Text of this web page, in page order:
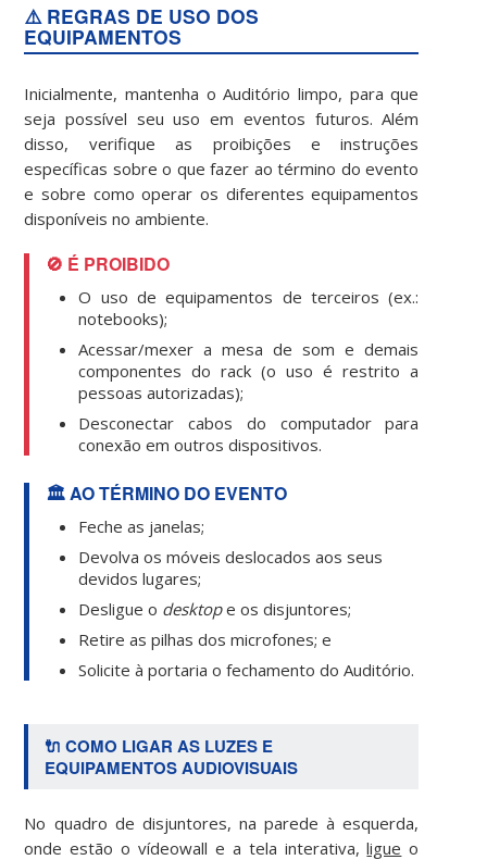
⚠️ REGRAS DE USO DOS
EQUIPAMENTOS
Inicialmente, mantenha o Auditório limpo, para que
seja possível seu uso em eventos futuros. Além
disso, verifique as proibições e instruções
específicas sobre o que fazer ao término do evento
e sobre como operar os diferentes equipamentos
disponíveis no ambiente.
🚫 É PROIBIDO
O uso de equipamentos de terceiros (ex.:
notebooks);
Acessar/mexer a mesa de som e demais
componentes do rack (o uso é restrito a
pessoas autorizadas);
Desconectar cabos do computador para
conexão em outros dispositivos.
🏛️ AO TÉRMINO DO EVENTO
Feche as janelas;
Devolva os móveis deslocados aos seus
devidos lugares;
Desligue o desktope os disjuntores;
Retire as pilhas dos microfones; e
Solicite à portaria o fechamento do Auditório.
🔌 COMO LIGAR AS LUZES E
EQUIPAMENTOS AUDIOVISUAIS
No quadro de disjuntores, na parede à esquerda,
onde estão o vídeowall e a tela interativa,ligue o